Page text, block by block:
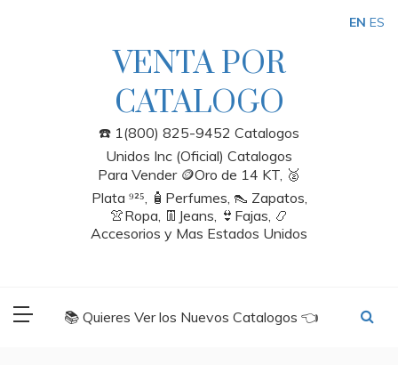
VENTA POR
CATALOGO
☎️ 1(800) 825-9452 Catalogos
Unidos Inc (Oficial) Catalogos
Para Vender 🪙Oro de 14 KT, 🥈
Plata ⁹²⁵, 🧴Perfumes, 👠 Zapatos,
👚Ropa, 👖Jeans, 👙Fajas, 📿
Accesorios y Mas Estados Unidos
📚 Quieres Ver los Nuevos Catalogos 👈
EN ES